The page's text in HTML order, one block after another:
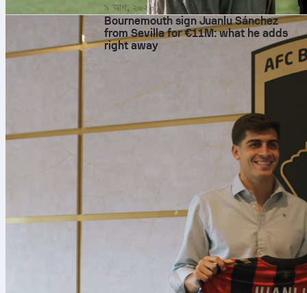
৯ আগ, ২০২৬
Bournemouth sign Juanlu Sánchez
from Sevilla for €11M: what he adds
right away